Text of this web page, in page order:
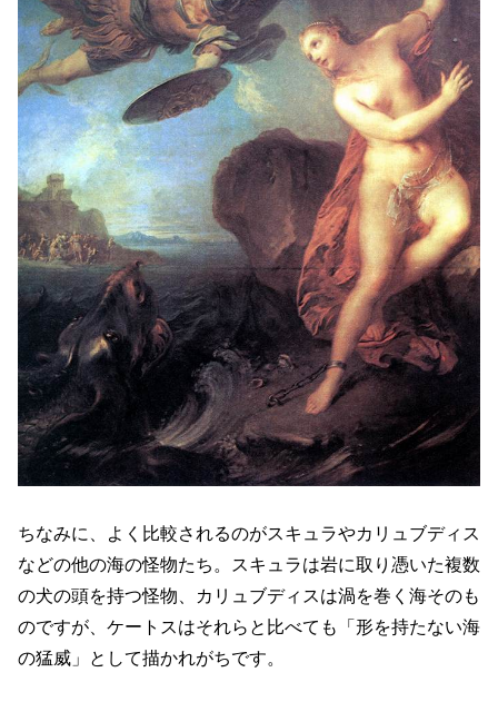
ちなみに、よく比較されるのがスキュラやカリュブディス
などの他の海の怪物たち。スキュラは岩に取り憑いた複数
の犬の頭を持つ怪物、カリュブディスは渦を巻く海そのも
のですが、ケートスはそれらと比べても「形を持たない海
の猛威」として描かれがちです。